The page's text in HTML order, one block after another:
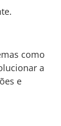
como
a
e